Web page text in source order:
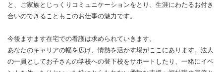
と、ご家族とじっくりコミュニケーションをとり、生涯にわたるお付き
合いのできることもこのお仕事の魅力です。
今後ますます在宅での看護は求められていきます。
あなたのキャリアの幅を広げ、情熱を活かす場がここにあります。法人
の一員としてお子さんの学校への登下校をサポートしたり、一緒にイベ